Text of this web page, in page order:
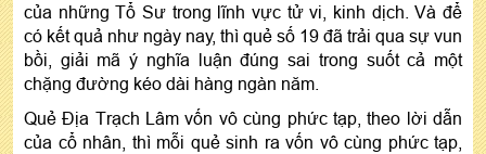
của những Tổ Sư trong lĩnh vực tử vi, kinh dịch. Và để
có kết quả như ngày nay, thì quẻ số 19 đã trải qua sự vun
bồi, giải mã ý nghĩa luận đúng sai trong suốt cả một
chặng đường kéo dài hàng ngàn năm.
Quẻ Địa Trạch Lâm vốn vô cùng phức tạp, theo lời dẫn
của cổ nhân, thì mỗi quẻ sinh ra vốn vô cùng phức tạp,